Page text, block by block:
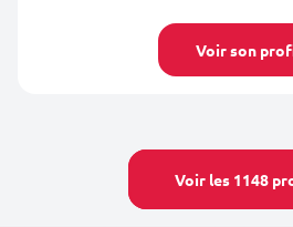
Voir son
Voir les 1148